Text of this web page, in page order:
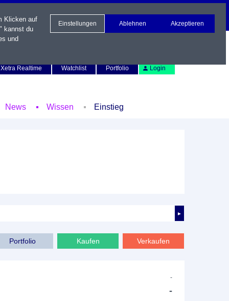
Xetra Realtime
Watchlist Portfolio Login
News Wissen Einstieg
►
Portfolio Kaufen Verkaufen
-
-
Klicken auf
kannst du
und
Einstellungen Ablehnen Akzeptieren